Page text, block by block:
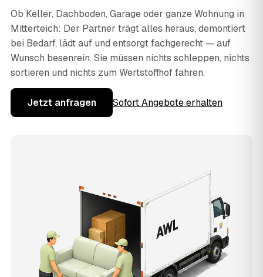
Ob Keller, Dachboden, Garage oder ganze Wohnung in
Mitterteich: Der Partner trägt alles heraus, demontiert
bei Bedarf, lädt auf und entsorgt fachgerecht — auf
Wunsch besenrein. Sie müssen nichts schleppen, nichts
sortieren und nichts zum Wertstoffhof fahren.
Jetzt anfragen Sofort Angebote erhalten